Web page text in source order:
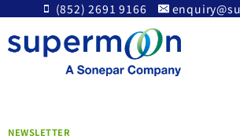
content
(852) 2691 9166
NEWSLETTER